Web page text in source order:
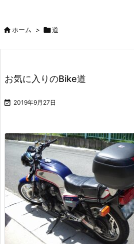
ホーム > 道
お気に入りのBike道
 2019年9月27日